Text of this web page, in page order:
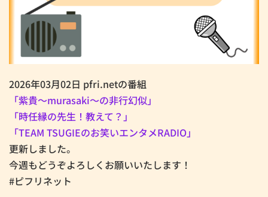
2026年03月02日 pfri.netの番組
「紫貴～murasaki～の非行幻似」
「時任縁の先生！教えて？」
「TEAM TSUGIEのお笑いエンタメRADIO」
更新しました。
今週もどうぞよろしくお願いいたします！
#ピフリネット